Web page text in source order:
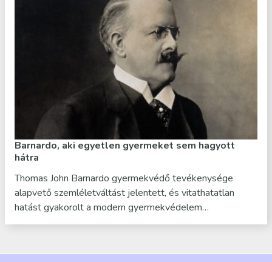
Barnardo, aki egyetlen gyermeket sem hagyott
hátra
Thomas John Barnardo gyermekvédő tevékenysége
alapvető szemléletváltást jelentett, és vitathatatlan
hatást gyakorolt a modern gyermekvédelem…